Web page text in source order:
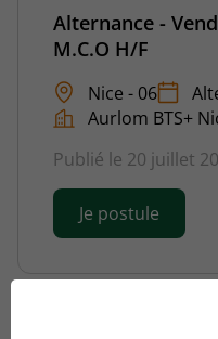
Alternance -
M.C.O H/F
Nice - 06
Aurlom BTS+
Publié le 20 juillet
Je postule